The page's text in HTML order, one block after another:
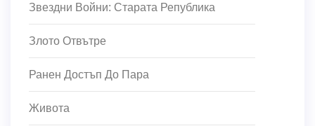
Звездни Войни: Старата Република
Злото Отвътре
Ранен Достъп До Пара
Живота